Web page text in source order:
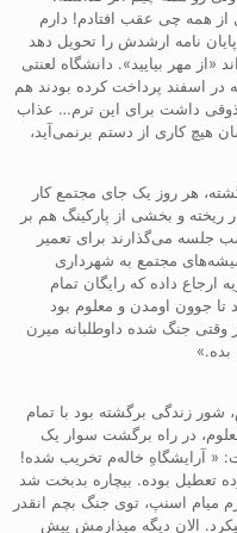
همه چی عقب افتادم! دارم
نامه ارشدش را تحویل دهد
«از مهر بیایید». دانشگاه لعنتی
در اسفند پرداخت کرده بودند هم
داشت برای این ترم… عذاب
هیچ کاری از دستم برنمی‌آید،
هر روز یک جای مجتمع کار
ریخته و بخشی از پارکینگ هم بر
می‌گذارند برای تعمیر
مجتمع به شهرداری
ارجاع داده که رایگان تمام
جوون اومدن و معلوم بود
وقتی جنگ شده داوطلبانه میرن
زندگی برگشته بود با تمام
در راه برگشت سوار یک
« آرایشگاهِ خاله‌م تخریب شده!
تعطیل بوده. بیچاره بدبخت شد
میام اسنپ، توی جنگ بچم انقدر
الان دیگه میذارمش پیش